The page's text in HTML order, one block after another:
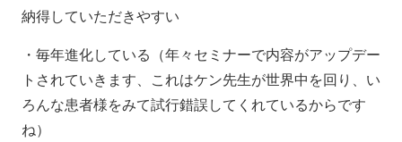
納得していただきやすい
・毎年進化している（年々セミナーで内容がアップデー
トされていきます、これはケン先生が世界中を回り、い
ろんな患者様をみて試行錯誤してくれているからです
ね）